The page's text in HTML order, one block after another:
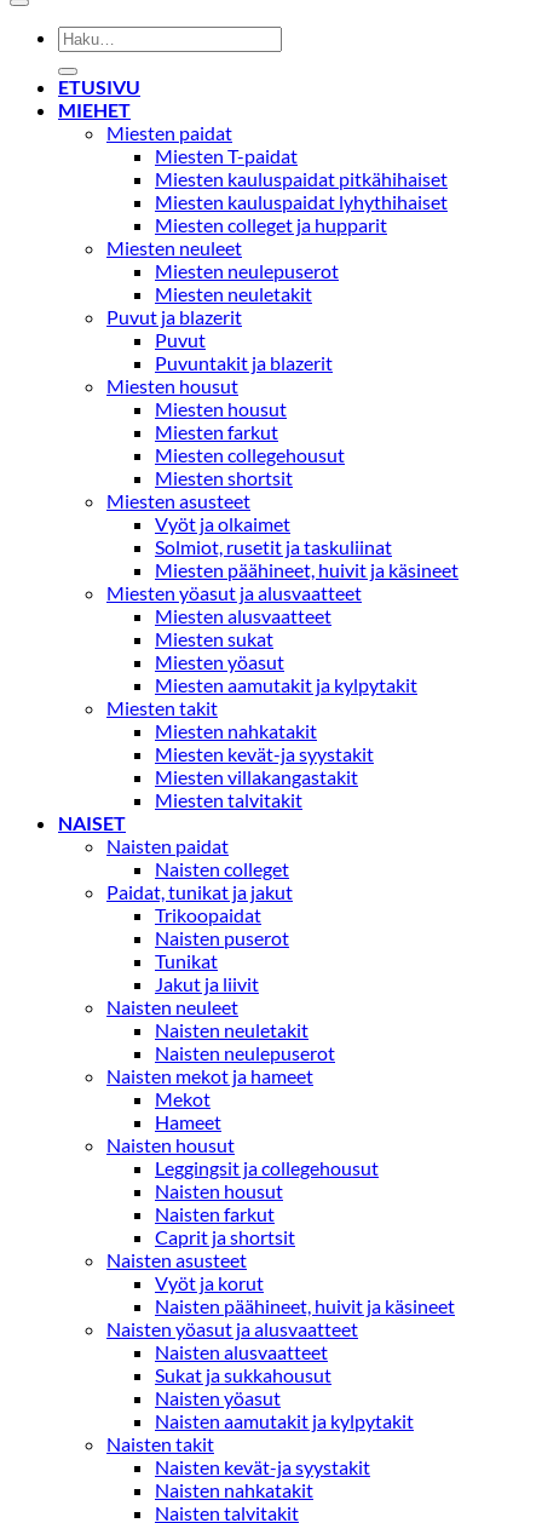
Etsi:
ETUSIVU
MIEHET
Miesten paidat
Miesten T-paidat
Miesten kauluspaidat pitkähihaiset
Miesten kauluspaidat lyhythihaiset
Miesten colleget ja hupparit
Miesten neuleet
Miesten neulepuserot
Miesten neuletakit
Puvut ja blazerit
Puvut
Puvuntakit ja blazerit
Miesten housut
Miesten housut
Miesten farkut
Miesten collegehousut
Miesten shortsit
Miesten asusteet
Vyöt ja olkaimet
Solmiot, rusetit ja taskuliinat
Miesten päähineet, huivit ja käsineet
Miesten yöasut ja alusvaatteet
Miesten alusvaatteet
Miesten sukat
Miesten yöasut
Miesten aamutakit ja kylpytakit
Miesten takit
Miesten nahkatakit
Miesten kevät-ja syystakit
Miesten villakangastakit
Miesten talvitakit
NAISET
Naisten paidat
Naisten colleget
Paidat, tunikat ja jakut
Trikoopaidat
Naisten puserot
Tunikat
Jakut ja liivit
Naisten neuleet
Naisten neuletakit
Naisten neulepuserot
Naisten mekot ja hameet
Mekot
Hameet
Naisten housut
Leggingsit ja collegehousut
Naisten housut
Naisten farkut
Caprit ja shortsit
Naisten asusteet
Vyöt ja korut
Naisten päähineet, huivit ja käsineet
Naisten yöasut ja alusvaatteet
Naisten alusvaatteet
Sukat ja sukkahousut
Naisten yöasut
Naisten aamutakit ja kylpytakit
Naisten takit
Naisten kevät-ja syystakit
Naisten nahkatakit
Naisten talvitakit